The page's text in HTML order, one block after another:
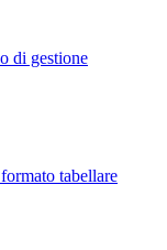
di gestione
tabellare